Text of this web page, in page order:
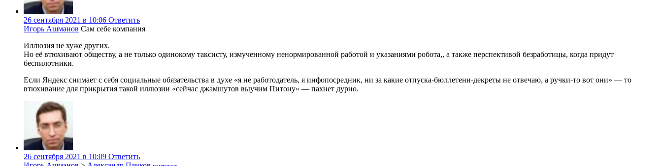
26 сентября 2021 в 10:06 Ответить
Игорь Ашманов Сам себе компания
Иллюзия не хуже других.
Но её втюхивают обществу, а не только одинокому таксисту, измученному ненормированной работой и указаниями робота,, а также перспективой безработицы, когда придут
беспилотники.
Если Яндекс снимает с себя социальные обязательства в духе «я не работодатель, я инфопосредник, ни за какие отпуска-бюллетени-декреты не отвечаю, а ручки-то вот они» — то
втюхивание для прикрытия такой иллюзии «сейчас джамшутов выучим Питону» — пахнет дурно.
26 сентября 2021 в 10:09 Ответить